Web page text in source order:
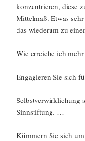
konzentrieren, diese
Mittelmaß. Etwas
das wiederum zu
Wie erreiche ich
Engagieren Sie sich
Selbstverwirklichung
Sinnstiftung. …
Kümmern Sie sich